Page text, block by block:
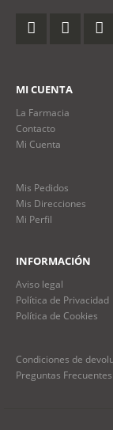
MI CUENTA
La Farmacia
Contacto
Mi Cuenta
Mis Pedidos
Mis Direcciones
Mi Perfil
INFORMACIÓN
Aviso legal
Política de Privacidad
Política de Cookies
Condiciones de
Preguntas Frecuentes